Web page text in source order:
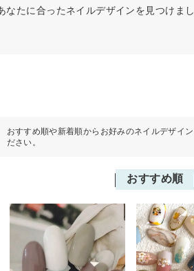
たに合ったネイルデザインを見つけまし
おすすめ順や新着順からお好みのネイルデザイン
ださい。
おすすめ順